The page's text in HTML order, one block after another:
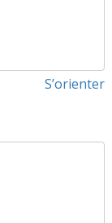
S’orienter